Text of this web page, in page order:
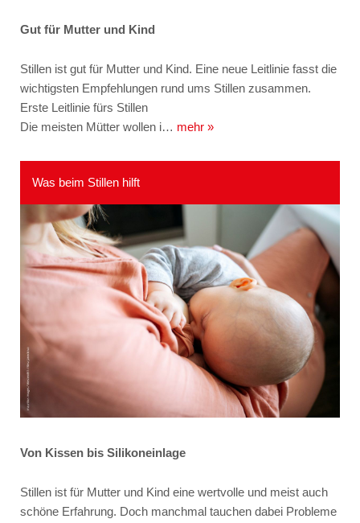
Gut für Mutter und Kind
Stillen ist gut für Mutter und Kind. Eine neue Leitlinie fasst die
wichtigsten Empfehlungen rund ums Stillen zusammen.
Erste Leitlinie fürs Stillen
Die meisten Mütter wollen i… mehr »
Was beim Stillen hilft
Von Kissen bis Silikoneinlage
Stillen ist für Mutter und Kind eine wertvolle und meist auch
schöne Erfahrung. Doch manchmal tauchen dabei Probleme